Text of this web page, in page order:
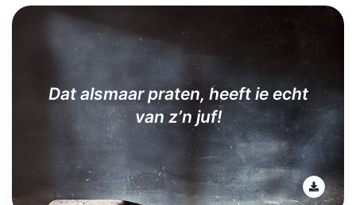
Dat alsmaar praten, heeft ie echt
van z’n juf!